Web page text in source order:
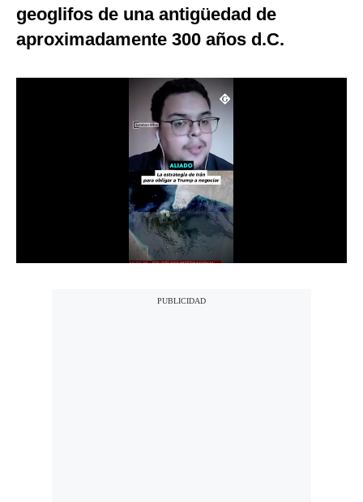
Tecnología
geoglifos de una antigüedad de
aproximadamente 300 años d.C.